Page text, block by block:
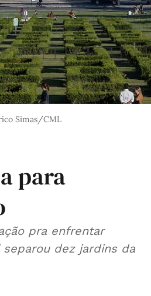
Simas/CML
para
pra enfrentar
dez jardins da